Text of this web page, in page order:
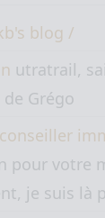
blog /
utratrail,
Grégo
pour votre
je suis là